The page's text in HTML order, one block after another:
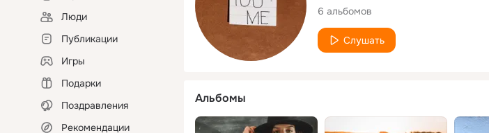
Люди
Публикации
Игры
Подарки
Поздравления
Рекомендации
6 альбомов
Слушать
Альбомы